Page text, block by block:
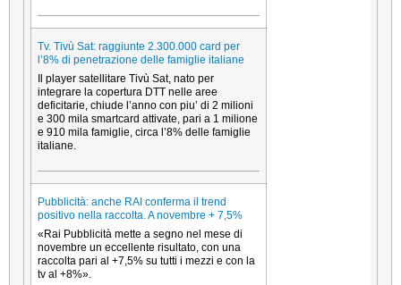
Tv. Tivù Sat: raggiunte 2.300.000 card per
l’8% di penetrazione delle famiglie italiane
Il player satellitare Tivù Sat, nato per
integrare la copertura DTT nelle aree
deficitarie, chiude l’anno con piu’ di 2 milioni
e 300 mila smartcard attivate, pari a 1 milione
e 910 mila famiglie, circa l’8% delle famiglie
italiane.
Pubblicità: anche RAI conferma il trend
positivo nella raccolta. A novembre + 7,5%
«Rai Pubblicità mette a segno nel mese di
novembre un eccellente risultato, con una
raccolta pari al +7,5% su tutti i mezzi e con la
tv al +8%».